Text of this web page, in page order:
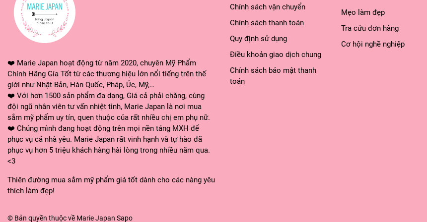
HƯỚNG DẪN SỬ DỤNG:
- Lấy ra một lượng kem vừa đủ và thoa đều trên khắp khuôn mặt. Vỗ nhẹ để dưỡng chất hấp thụ hết vào da.
- Có thể bảo quản trong tủ lạnh để nâng cao hiệu quả làm dịu da kích ứng, cung cấp độ ẩm.
❤️ Marie Japan hoạt động từ năm 2020, chuyên Mỹ Phẩm
Chính Hãng Gía Tốt từ các thương hiệu lớn nổi tiếng trên thế
giới như Nhật Bản, Hàn Quốc, Pháp, Úc, Mỹ,…
❤️ Với hơn 1500 sản phẩm đa dạng, Giá cả phải chăng, cùng
đội ngũ nhân viên tư vấn nhiệt tình, Marie Japan là nơi mua
sắm mỹ phẩm uy tín, quen thuộc của rất nhiều chị em phụ nữ.
❤️ Chúng mình đang hoạt động trên mọi nền tảng MXH để
phục vụ cả nhà yêu. Marie Japan rất vinh hạnh và tự hào đã
phục vụ hơn 5 triệu khách hàng hài lòng trong nhiều năm qua.
<3
Thiên đường mua sắm mỹ phẩm giá tốt dành cho các nàng yêu
thích làm đẹp!
Chính sách vận chuyển
Chính sách thanh toán
Quy định sử dụng
Điều khoản giao dịch chung
Chính sách bảo mật thanh
toán
Mẹo làm đẹp
Tra cứu đơn hàng
Cơ hội nghề nghiệp
© Bản quyền thuộc về Marie Japan Sapo